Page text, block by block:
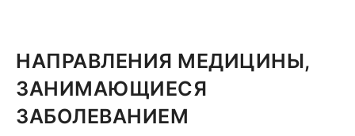
НАПРАВЛЕНИЯ МЕДИЦИНЫ,
ЗАНИМАЮЩИЕСЯ
ЗАБОЛЕВАНИЕМ